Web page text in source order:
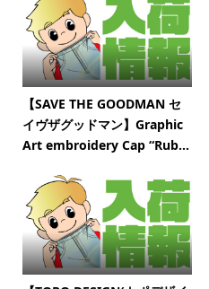
【SAVE THE GOODMAN セ
イヴザグッドマン】Graphic
Art embroidery Cap “Rub...